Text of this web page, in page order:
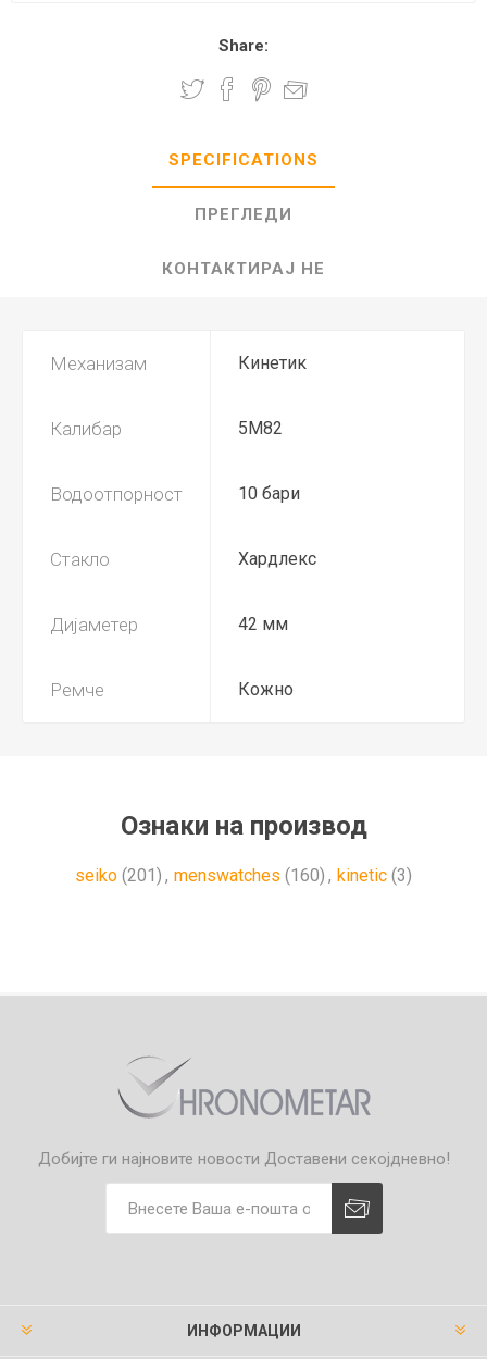
Share:
SPECIFICATIONS
ПРЕГЛЕДИ
КОНТАКТИРАЈ НЕ
Механизам Кинетик
Калибар 5М82
Водоотпорност 10 бари
Стакло Хардлекс
Дијаметер 42 мм
Ремче Кожно
Ознаки на производ
seiko (201) , menswatches (160) , kinetic (3)
Добијте ги најновите новости Доставени секојдневно!
ИНФОРМАЦИИ